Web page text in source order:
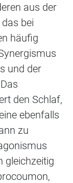
aus der
bei
häufig
und der
den Schlaf,
ebenfalls
zu
gleichzeitig